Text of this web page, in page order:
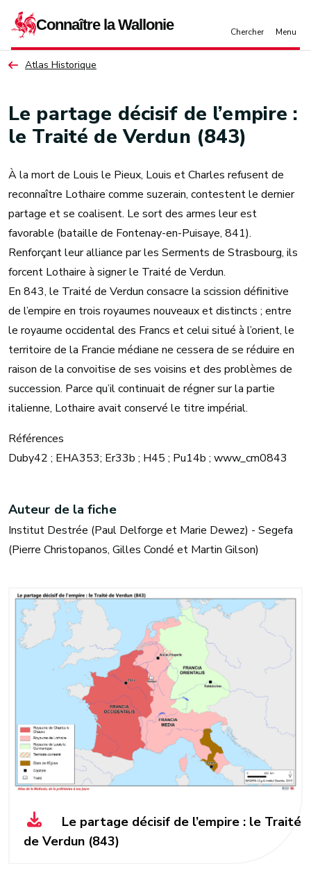
Atlas Historique
Le partage décisif de l’empire :
le Traité de Verdun (843)
À la mort de Louis le Pieux, Louis et Charles refusent de
reconnaître Lothaire comme suzerain, contestent le dernier
partage et se coalisent. Le sort des armes leur est
favorable (bataille de Fontenay-en-Puisaye, 841).
Renforçant leur alliance par les Serments de Strasbourg, ils
forcent Lothaire à signer le Traité de Verdun.
En 843, le Traité de Verdun consacre la scission définitive
de l’empire en trois royaumes nouveaux et distincts ; entre
le royaume occidental des Francs et celui situé à l’orient, le
territoire de la Francie médiane ne cessera de se réduire en
raison de la convoitise de ses voisins et des problèmes de
succession. Parce qu’il continuait de régner sur la partie
italienne, Lothaire avait conservé le titre impérial.
Références
Duby42 ; EHA353; Er33b ; H45 ; Pu14b ; www_cm0843
Auteur de la fiche
Institut Destrée (Paul Delforge et Marie Dewez) - Segefa
(Pierre Christopanos, Gilles Condé et Martin Gilson)
Le partage décisif de l’empire : le Traité
de Verdun (843)